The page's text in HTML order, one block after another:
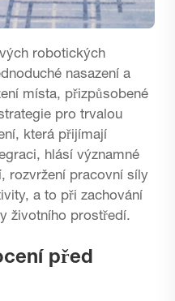
robotických
nasazení a
místa, přizpůsobené
pro trvalou
která přijímají
hlásí významné
rozvržení pracovní síly
a to při zachování
životního prostředí.
před